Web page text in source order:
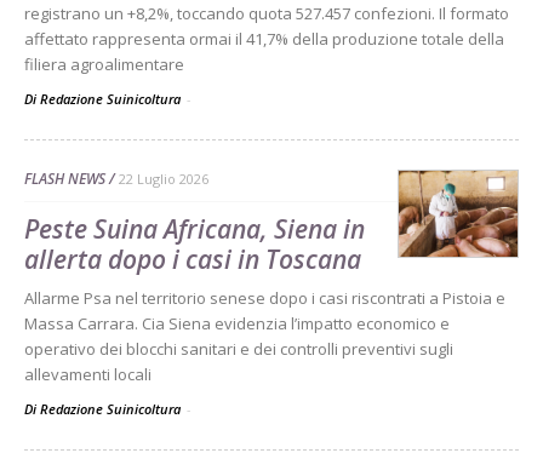
registrano un +8,2%, toccando quota 527.457 confezioni. Il formato
affettato rappresenta ormai il 41,7% della produzione totale della
filiera agroalimentare
Di Redazione Suinicoltura -
FLASH NEWS 22 Luglio 2026
Peste Suina Africana, Siena in
allerta dopo i casi in Toscana
Allarme Psa nel territorio senese dopo i casi riscontrati a Pistoia e
Massa Carrara. Cia Siena evidenzia l’impatto economico e
operativo dei blocchi sanitari e dei controlli preventivi sugli
allevamenti locali
Di Redazione Suinicoltura -